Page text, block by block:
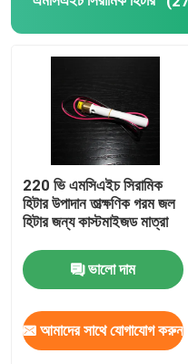
220 ভি এমসিএইচ সিরামিক
হিটার উপাদান তাত্ক্ষণিক গরম জল
হিটার জন্য কাস্টমাইজড মাত্রা
ভালো দাম
আমাদের সাথে যোগাযোগ করুন